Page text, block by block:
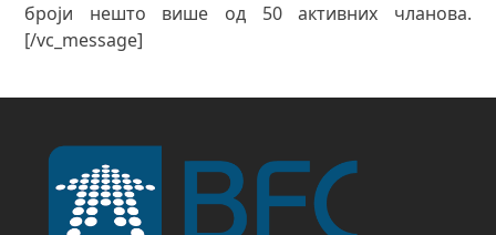
броји нешто више од 50 активних чланова.
[/vc_message]